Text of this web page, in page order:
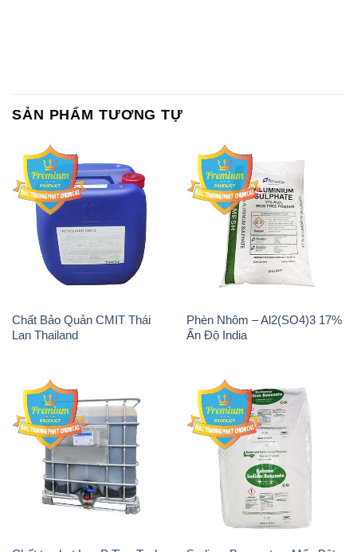
SẢN PHẨM TƯƠNG TỰ
Chất Bảo Quản CMIT Thái
Lan Thailand
Phèn Nhôm – Al2(SO4)3 17%
Ấn Độ India